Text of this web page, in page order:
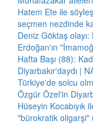
Hatem Ete ile
seçmen nezdinde
Deniz Göktaş
Erdoğan'ın
Hafta Başı (88):
Diyarbakır'daydı |
Türkiye'de solcu
Özgür Özel'in
Hüseyin
"bürokratik oligarşi"